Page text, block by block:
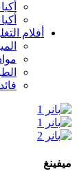
أفلام
ميفينغ